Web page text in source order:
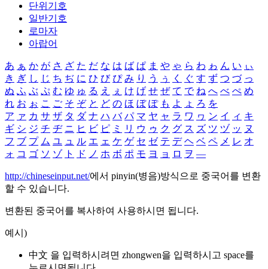
단위기호
일반기호
로마자
아랍어
あ ぁ か が さ ざ た だ な は ば ぱ ま や ゃ ら わ ゎ ん い ぃ
き ぎ し じ ち ぢ に ひ び ぴ み り う ぅ く ぐ す ず つ づ っ
ぬ ふ ぶ ぷ む ゆ ゅ る え ぇ け げ せ ぜ て で ね へ べ ぺ め
れ お ぉ こ ご そ ぞ と ど の ほ ぼ ぽ も よ ょ ろ を
ア ァ カ サ ザ タ ダ ナ ハ バ パ マ ヤ ャ ラ ワ ヮ ン イ ィ キ
ギ シ ジ チ ヂ ニ ヒ ビ ピ ミ リ ウ ゥ ク グ ス ズ ツ ヅ ッ ヌ
フ ブ プ ム ユ ュ ル エ ェ ケ ゲ セ ゼ テ デ ヘ ベ ペ メ レ オ
ォ コ ゴ ソ ゾ ト ド ノ ホ ボ ポ モ ヨ ョ ロ ヲ ―
http://chineseinput.net/에서 pinyin(병음)방식으로 중국어를 변환
할 수 있습니다.
변환된 중국어를 복사하여 사용하시면 됩니다.
예시)
中文 을 입력하시려면 zhongwen을 입력하시고 space를